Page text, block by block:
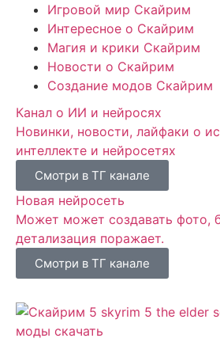
Игровой мир Скайрим
Интересное о Скайрим
Магия и крики Скайрим
Новости о Скайрим
Создание модов Скайрим
Канал о ИИ и нейросях
Новинки, новости, лайфаки о
интеллекте и нейросетях
Смотри в ТГ канале
Новая нейросеть
Может может создавать фото,
детализация поражает.
Смотри в ТГ канале